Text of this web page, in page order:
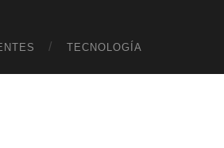
TECNOLOGÍA